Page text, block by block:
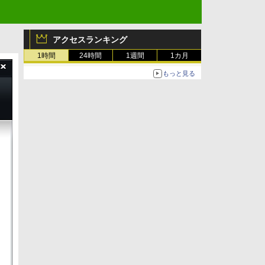
アクセスランキング
1時間 24時間 1週間 1カ月
もっと見る